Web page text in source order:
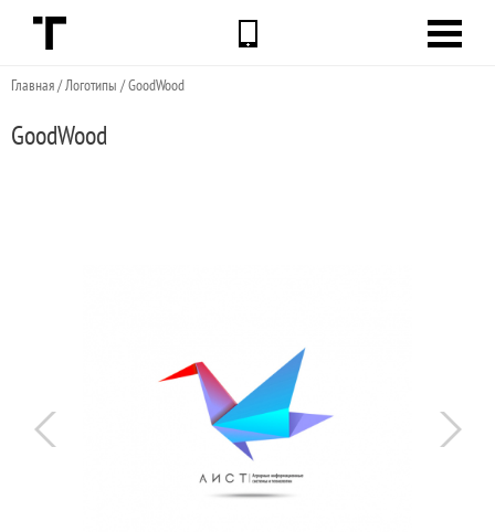
Главная / Логотипы / GoodWood
GoodWood